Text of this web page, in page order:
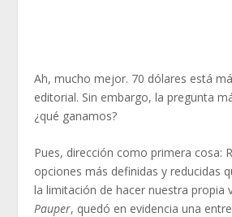
Ah, mucho mejor. 70 dólares está
editorial. Sin embargo, la pregunta
¿qué ganamos?
Pues, dirección como primera cosa:
opciones más definidas y reducidas
la limitación de hacer nuestra propia
Pauper, quedó en evidencia una